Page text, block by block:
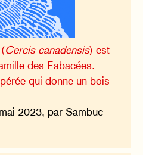
Cercis canadensis) est
des Fabacées.
qui donne un bois
2023, par Sambuc